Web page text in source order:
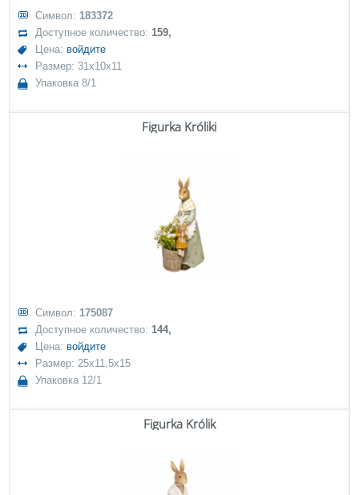
Символ: 183372
Доступное количество:159,
Цена: войдите
Размер: 31x10x11
Упаковка 8/1
Figurka Króliki
Символ: 175087
Доступное количество:144,
Цена: войдите
Размер: 25x11,5x15
Упаковка 12/1
Figurka Królik